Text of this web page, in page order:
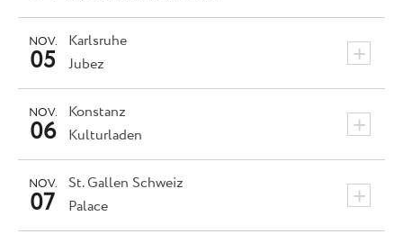
Karlsruhe +
NOV.
05 Jubez
Konstanz +
NOV.
06 Kulturladen
St. Gallen Schweiz +
NOV.
07 Palace